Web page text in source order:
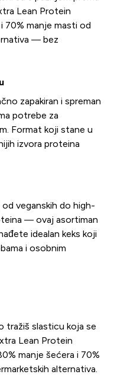
Lean Protein
70% manje masti od
— bez
zapakiran i spreman
potrebe za
Format koji stane u
izvora proteina
veganskih do high-
— ovaj asortiman
idealan keks koji
i osobnim
tražiš slasticu koja se
Lean Protein
manje šećera i 70%
alternativa.